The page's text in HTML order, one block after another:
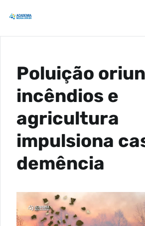
Poluição
incêndios e
agricultura
impulsiona
demência